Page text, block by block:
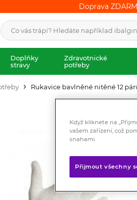
Doprava
Doprava
Doplňky
stravy
Zdravotnické
potřeby
Rukavice bavlněné nitěné 12
Když kliknete na
vašem zařízení, což
snahami.
Přijmout všechny